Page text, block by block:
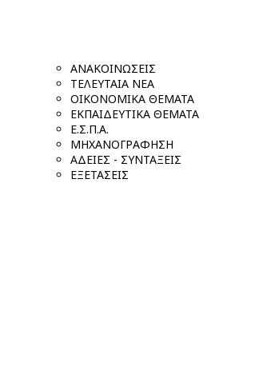
ΑΝΑΚΟΙΝΩΣΕΙΣ
ΤΕΛΕΥΤΑΙΑ ΝΕΑ
ΟΙΚΟΝΟΜΙΚΑ ΘΕΜΑΤΑ
ΕΚΠΑΙΔΕΥΤΙΚΑ ΘΕΜΑΤΑ
Ε.Σ.Π.Α.
ΜΗΧΑΝΟΓΡΑΦΗΣΗ
ΑΔΕΙΕΣ - ΣΥΝΤΑΞΕΙΣ
ΕΞΕΤΑΣΕΙΣ